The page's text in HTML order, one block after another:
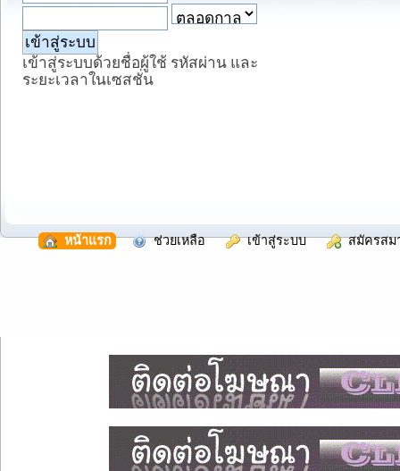
เข้าสู่ระบบด้วยชื่อผู้ใช้ รหัสผ่าน และ
ระยะเวลาในเซสชั่น
หน้าแรก ช่วยเหลือ เข้าสู่ระบบ สมัครสม